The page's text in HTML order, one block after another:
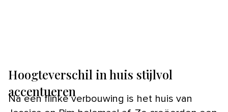
Hoogteverschil in huis stijlvol
accentueren
Na een flinke verbouwing is het huis van